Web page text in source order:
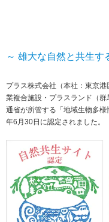
コーポレート・ガバナンス
人権の尊重
私たちのアクション
「文具の環境配慮」への挑戦
「新たな働く環境づくり」
国内外拠点一覧
沿革・年代別トピックス
採用
ニュースリリース
カタログ・サポート
カタログ TOP
オフィス家具サイト サポ
文具・事務用品サイト サ
ミーティングツールサイト
お問い合わせ
アクセス
オフィス空間・家具
ミーティングツール
～ 雄大な自然と共生す
プラス株式会社（本社：東京
業複合施設・プラスランド（
通省が所管する「地域生物多
年6月30日に認定されました。